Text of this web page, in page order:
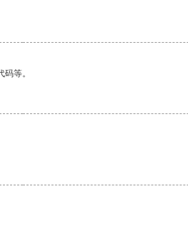
等。